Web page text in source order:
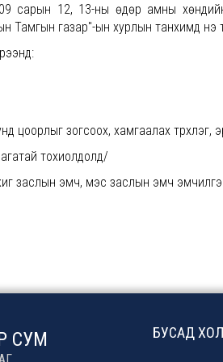
сарын 12, 13-ны өдөр амны
Тамгын газар"-ын хурлын танхимд үнэ
цоорлыг зогсоох, хамгаалах түрхлэг,
тохиолдолд/
заслын эмч, мэс заслын эмч
СУМ БУСАД